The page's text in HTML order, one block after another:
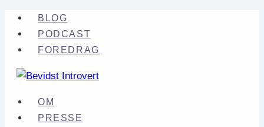
Fortsæt
indhold
BLOG
PODCAST
FOREDRAG
OM
PRESSE